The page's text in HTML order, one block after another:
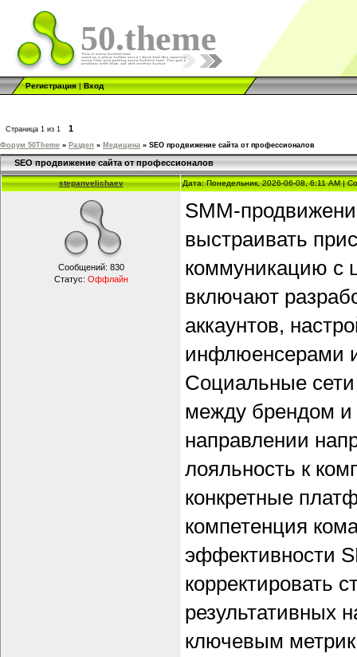
50.theme
Регистрация|Вход
Страница 1 из 1 1
Форум 50Theme » Раздел » Медицина » SEO продвижение сайта от профессионалов
SEO продвижение сайта от профессионалов
stepanvelichaev Дата: Понедельник, 2026-06-08, 6:11 AM |
Сообщений: 830
Статус: Оффлайн
SMM-
выстраивать
коммуникацию с
включают
аккаунтов,
инфлюенсерами
Социальные
между брендом и
направлении
лояльность к
конкретные
компетенция
эффективности
корректировать
результативных
ключевым